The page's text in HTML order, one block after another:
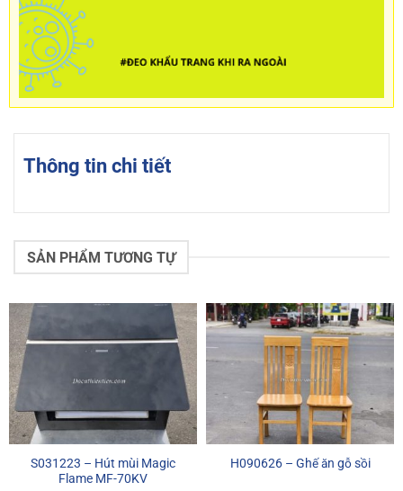
Thông tin chi tiết
SẢN PHẨM TƯƠNG TỰ
S031223 – Hút mùi Magic
Flame MF-70KV
H090626 – Ghế ăn gỗ sồi